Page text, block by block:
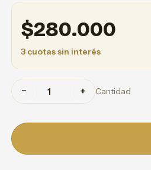
$280.000
3 cuotas sin interés
− + Cantidad